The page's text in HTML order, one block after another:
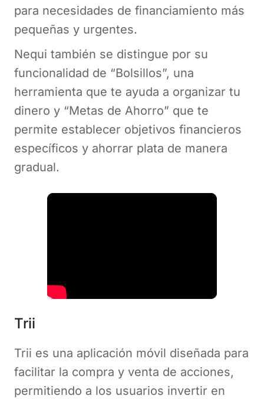
para necesidades de financiamiento más
pequeñas y urgentes.
Nequi también se distingue por su
funcionalidad de “Bolsillos”, una
herramienta que te ayuda a organizar tu
dinero y “Metas de Ahorro” que te
permite establecer objetivos financieros
específicos y ahorrar plata de manera
gradual.
Trii
Trii es una aplicación móvil diseñada para
facilitar la compra y venta de acciones,
permitiendo a los usuarios invertir en